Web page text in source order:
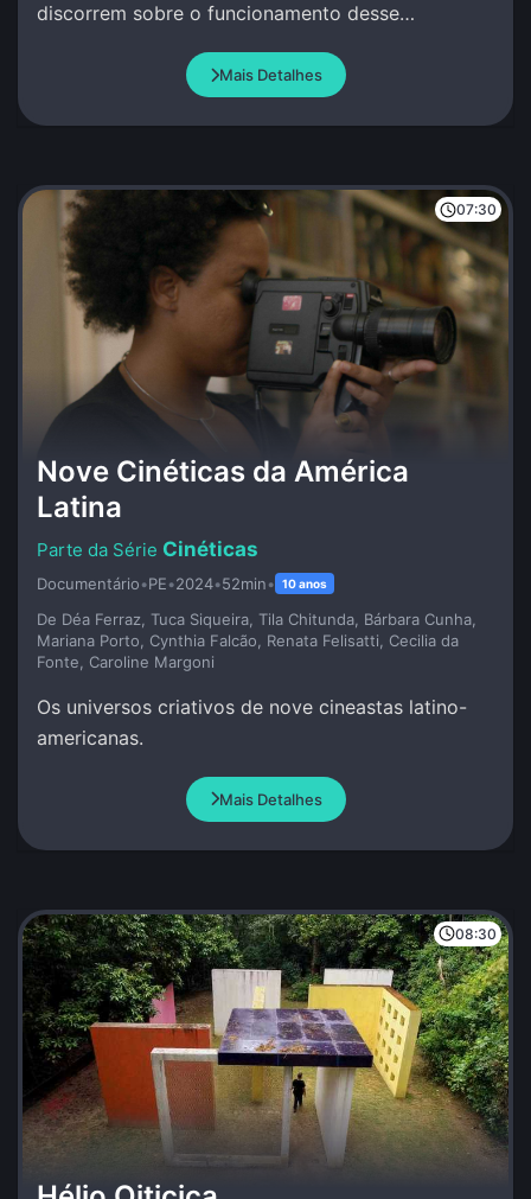
discorrem sobre o funcionamento desse
Mais Detalhes
07:30
Nove Cinéticas da América
Latina
Cinéticas
Documentário•PE•2024•52min• 10 anos
De Déa Ferraz, Tuca Siqueira, Tila Chitunda, Bárbara Cunha,
Mariana Porto, Cynthia Falcão, Renata Felisatti, Cecilia da
Fonte, Caroline Margoni
Os universos criativos de nove cineastas latino-
americanas.
Mais Detalhes
08:30